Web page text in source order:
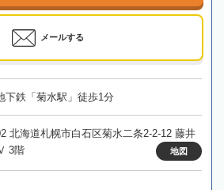
メールする
下鉄「菊水駅」徒歩1分
北海道札幌市白石区菊水二条2-2-12 藤井
3階
地図